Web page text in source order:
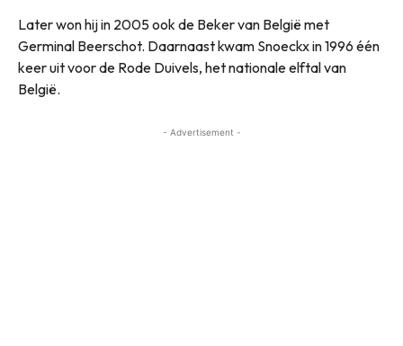
Later won hij in 2005 ook de Beker van België met
Germinal Beerschot. Daarnaast kwam Snoeckx in 1996 één
keer uit voor de Rode Duivels, het nationale elftal van
België.
- Advertisement -